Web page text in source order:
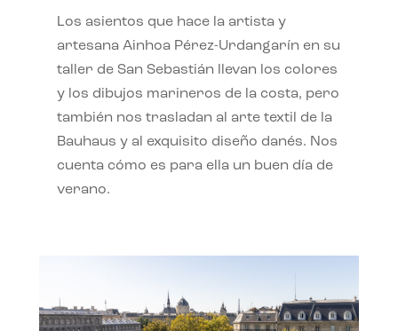
Los asientos que hace la artista y
artesana Ainhoa Pérez-Urdangarín en su
taller de San Sebastián llevan los colores
y los dibujos marineros de la costa, pero
también nos trasladan al arte textil de la
Bauhaus y al exquisito diseño danés. Nos
cuenta cómo es para ella un buen día de
verano.